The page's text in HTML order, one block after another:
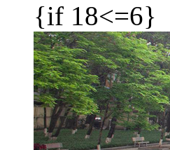
{if 18<=6}